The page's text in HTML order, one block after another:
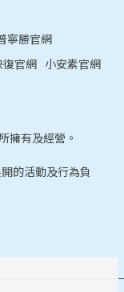
寧勝官網
復官網 小安素官網
有及經營。
的活動及行為負